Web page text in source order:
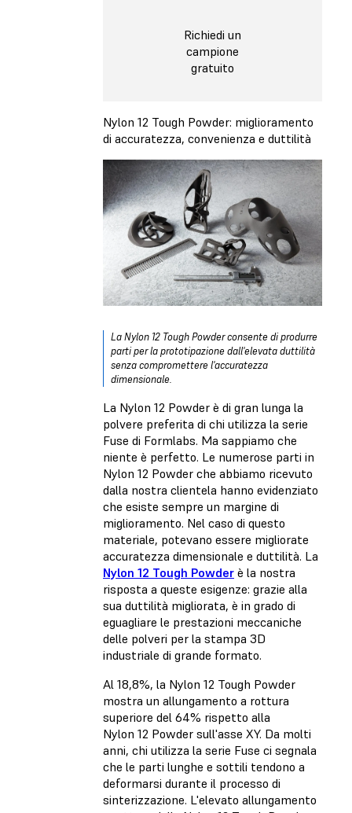
Richiedi un
campione
gratuito
Nylon 12 Tough Powder: miglioramento
di accuratezza, convenienza e duttilità
La Nylon 12 Tough Powder consente di produrre
parti per la prototipazione dall'elevata duttilità
senza compromettere l'accuratezza
dimensionale.
La Nylon 12 Powder è di gran lunga la
polvere preferita di chi utilizza la serie
Fuse di Formlabs. Ma sappiamo che
niente è perfetto. Le numerose parti in
Nylon 12 Powder che abbiamo ricevuto
dalla nostra clientela hanno evidenziato
che esiste sempre un margine di
miglioramento. Nel caso di questo
materiale, potevano essere migliorate
accuratezza dimensionale e duttilità. La
Nylon 12 Tough Powder è la nostra
risposta a queste esigenze: grazie alla
sua duttilità migliorata, è in grado di
eguagliare le prestazioni meccaniche
delle polveri per la stampa 3D
industriale di grande formato.
Al 18,8%, la Nylon 12 Tough Powder
mostra un allungamento a rottura
superiore del 64% rispetto alla
Nylon 12 Powder sull'asse XY. Da molti
anni, chi utilizza la serie Fuse ci segnala
che le parti lunghe e sottili tendono a
deformarsi durante il processo di
sinterizzazione. L'elevato allungamento